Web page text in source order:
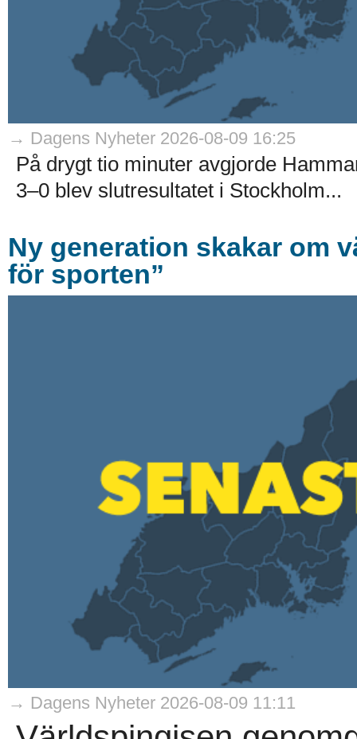
→ Dagens Nyheter 2026-08-09 16:25
På drygt tio minuter avgjorde
3–0 blev slutresultatet i Stockholm...
Ny generation skakar om
för sporten”
→ Dagens Nyheter 2026-08-09 11:11